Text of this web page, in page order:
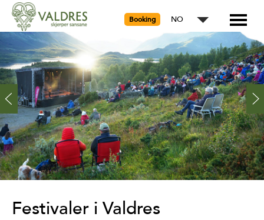
Booking NO
Festivaler i Valdres